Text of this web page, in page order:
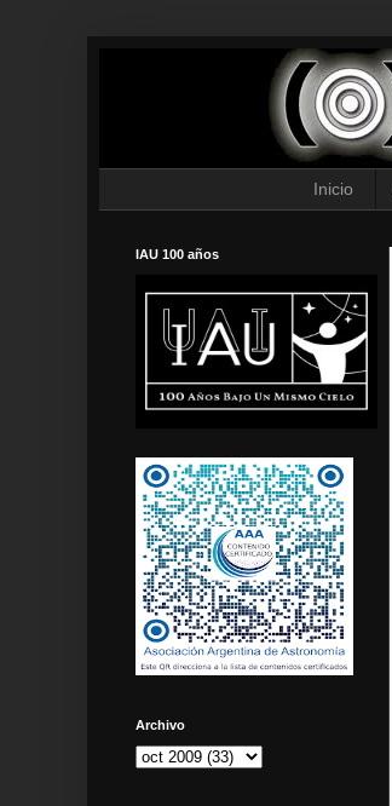
Inicio
IAU 100 años
Archivo